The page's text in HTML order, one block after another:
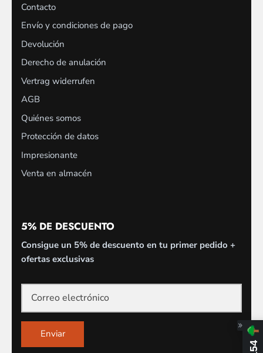
Contacto
Envío y condiciones de pago
Devolución
Derecho de anulación
Vertrag widerrufen
AGB
Quiénes somos
Protección de datos
Impresionante
Venta en almacén
5% DE DESCUENTO
Consigue un 5% de descuento en tu primer pedido +
ofertas exclusivas
Enviar
154